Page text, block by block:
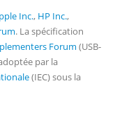
Inc., HP Inc.,
. La spécification
Forum (USB-
par la
(IEC) sous la